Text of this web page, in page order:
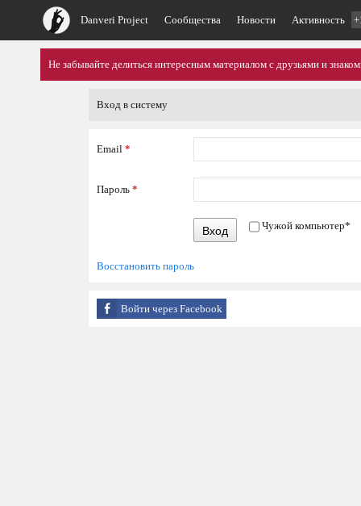
Danveri Project Сообщества Новости Активность
Не забывайте делиться интересным материалом с друзьями и
Вход в систему
Email *
Пароль *
Вход Чужой компьютер*
Восстановить пароль
Войти через Facebook